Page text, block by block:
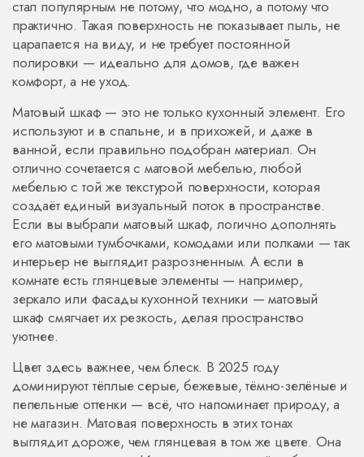
стал популярным не потому, что модно, а потому что
практично. Такая поверхность не показывает пыль, не
царапается на виду, и не требует постоянной
полировки — идеально для домов, где важен
комфорт, а не уход.
Матовый шкаф — это не только кухонный элемент. Его
используют и в спальне, и в прихожей, и даже в
ванной, если правильно подобран материал. Он
отлично сочетается с матовой мебелью,любой
мебелью с той же текстурой поверхности, которая
создаёт единый визуальный поток в пространстве.
Если вы выбрали матовый шкаф, логично дополнять
его матовыми тумбочками, комодами или полками — так
интерьер не выглядит разрозненным. А если в
комнате есть глянцевые элементы — например,
зеркало или фасады кухонной техники — матовый
шкаф смягчает их резкость, делая пространство
уютнее.
Цвет здесь важнее, чем блеск. В 2025 году
доминируют тёплые серые, бежевые, тёмно-зелёные и
пепельные оттенки — всё, что напоминает природу, а
не магазин. Матовая поверхность в этих тонах
выглядит дороже, чем глянцевая в том же цвете. Она